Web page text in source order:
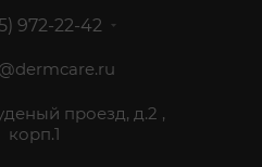
972-22-42
проезд, д.2 ,
корп.1